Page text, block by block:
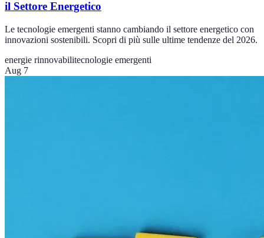
il Settore Energetico
Le tecnologie emergenti stanno cambiando il settore energetico con
innovazioni sostenibili. Scopri di più sulle ultime tendenze del 2026.
energie rinnovabilitecnologie emergenti
Aug 7